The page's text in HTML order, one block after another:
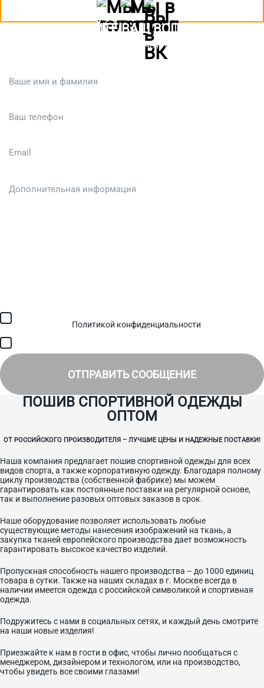
ЗАДАЙТЕ ВАШ ВОПРОС
Или кратко опишите ситуацию. Мы очень быстро свяжемся с вами
Политикой конфиденциальности
ОТПРАВИТЬ СООБЩЕНИЕ
ПОШИВ СПОРТИВНОЙ ОДЕЖДЫ
ОПТОМ
ОТ РОССИЙСКОГО ПРОИЗВОДИТЕЛЯ – ЛУЧШИЕ ЦЕНЫ И НАДЕЖНЫЕ ПОСТАВКИ!
Наша компания предлагает пошив спортивной одежды для всех
видов спорта, а также корпоративную одежду. Благодаря полному
циклу производства (собственной фабрике) мы можем
гарантировать как постоянные поставки на регулярной основе,
так и выполнение разовых оптовых заказов в срок.
Наше оборудование позволяет использовать любые
существующие методы нанесения изображений на ткань, а
закупка тканей европейского производства дает возможность
гарантировать высокое качество изделий.
Пропускная способность нашего производства – до 1000 единиц
товара в сутки. Также на наших складах в г. Москве всегда в
наличии имеется одежда с российской символикой и спортивная
одежда.
Подружитесь с нами в социальных сетях, и каждый день смотрите
на наши новые изделия!
Приезжайте к нам в гости в офис, чтобы лично пообщаться с
менеджером, дизайнером и технологом, или на производство,
чтобы увидеть все своими глазами!